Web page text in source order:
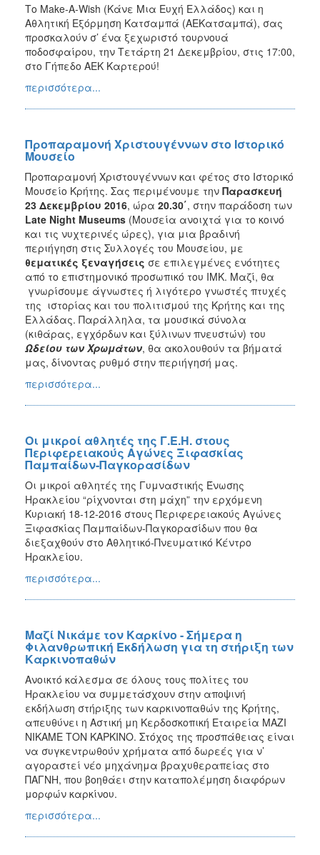
Το Make-A-Wish (Κάνε Μια Ευχή Ελλάδος) και η
Αθλητική Εξόρμηση Κατσαμπά (ΑΕΚατσαμπά), σας
προσκαλούν σ’ ένα ξεχωριστό τουρνουά
ποδοσφαίρου, την Τετάρτη 21 Δεκεμβρίου, στις 17:00,
στο Γήπεδο ΑΕΚ Καρτερού!
περισσότερα...
Προπαραμονή Χριστουγέννων στο Ιστορικό
Μουσείο
Προπαραμονή Χριστουγέννων και φέτος στο Ιστορικό
Μουσείο Κρήτης. Σας περιμένουμε την Παρασκευή
23 Δεκεμβρίου 2016, ώρα 20.30΄, στην παράδοση των
Late Night Museums (Μουσεία ανοιχτά για το κοινό
και τις νυχτερινές ώρες), για μια βραδινή
περιήγηση στις Συλλογές του Μουσείου, με
θεματικές ξεναγήσεις σε επιλεγμένες ενότητες
από το επιστημονικό προσωπικό του ΙΜΚ. Μαζί, θα
γνωρίσουμε άγνωστες ή λιγότερο γνωστές πτυχές
της ιστορίας και του πολιτισμού της Κρήτης και της
Ελλάδας. Παράλληλα, τα μουσικά σύνολα
(κιθάρας, εγχόρδων και ξύλινων πνευστών) του
Ωδείου των Χρωμάτων, θα ακολουθούν τα βήματά
μας, δίνοντας ρυθμό στην περιήγησή μας.
περισσότερα...
Οι μικροί αθλητές της Γ.Ε.Η. στους
Περιφερειακούς Αγώνες Ξιφασκίας
Παμπαίδων-Παγκορασίδων
Οι μικροί αθλητές της Γυμναστικής Ένωσης
Ηρακλείου “ρίχνονται στη μάχη” την ερχόμενη
Κυριακή 18-12-2016 στους Περιφερειακούς Αγώνες
Ξιφασκίας Παμπαίδων-Παγκορασίδων που θα
διεξαχθούν στο Αθλητικό-Πνευματικό Κέντρο
Ηρακλείου.
περισσότερα...
Μαζί Νικάμε τον Καρκίνο - Σήμερα η
Φιλανθρωπική Εκδήλωση για τη στήριξη των
Καρκινοπαθών
Ανοικτό κάλεσμα σε όλους τους πολίτες του
Ηρακλείου να συμμετάσχουν στην αποψινή
εκδήλωση στήριξης των καρκινοπαθών της Κρήτης,
απευθύνει η Αστική μη Κερδοσκοπική Εταιρεία ΜΑΖΙ
ΝΙΚΑΜΕ ΤΟΝ ΚΑΡΚΙΝΟ. Στόχος της προσπάθειας είναι
να συγκεντρωθούν χρήματα από δωρεές για ν’
αγοραστεί νέο μηχάνημα βραχυθεραπείας στο
ΠΑΓΝΗ, που βοηθάει στην καταπολέμηση διαφόρων
μορφών καρκίνου.
περισσότερα...